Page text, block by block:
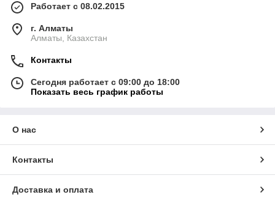
Работает с 08.02.2015
г. Алматы
Алматы, Казахстан
Контакты
Сегодня работает с 09:00 до 18:00
Показать весь график работы
О нас
Контакты
Доставка и оплата